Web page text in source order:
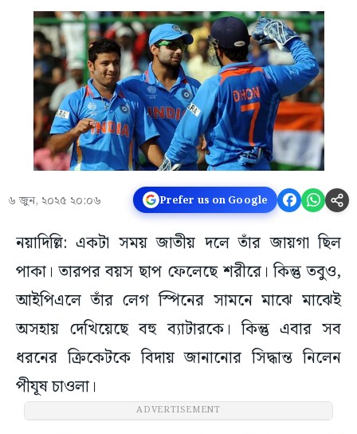
৬ জুন, ২০২৫ ২০:০৬ Prefer us on Google
নয়াদিল্লি: একটা সময় জাতীয় দলে তাঁর জায়গা ছিল
পাকা। তারপর বয়স ছাপ ফেলেছে শরীরে। কিন্তু তবুও,
আইপিএলে তাঁর লেগ স্পিনের সামনে মাঝে মাঝেই
অসহায় দেখিয়েছে বহু ব্যাটারকে। কিন্তু এবার সব
ধরনের ক্রিকেটকে বিদায় জানানোর সিদ্ধান্ত নিলেন
পীযূষ চাওলা।
ADVERTISEMENT